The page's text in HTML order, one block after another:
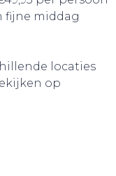
fijne middag
locaties
op